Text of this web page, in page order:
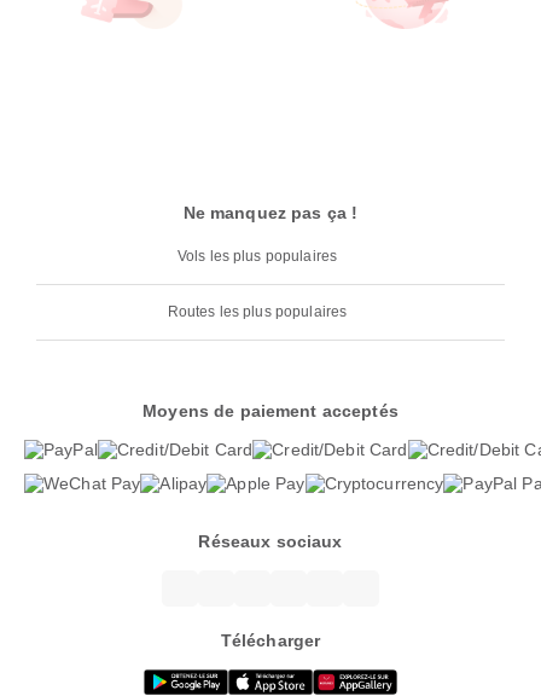
Ne manquez pas ça !
Vols les plus populaires
Routes les plus populaires
Moyens de paiement acceptés
Réseaux sociaux
Télécharger